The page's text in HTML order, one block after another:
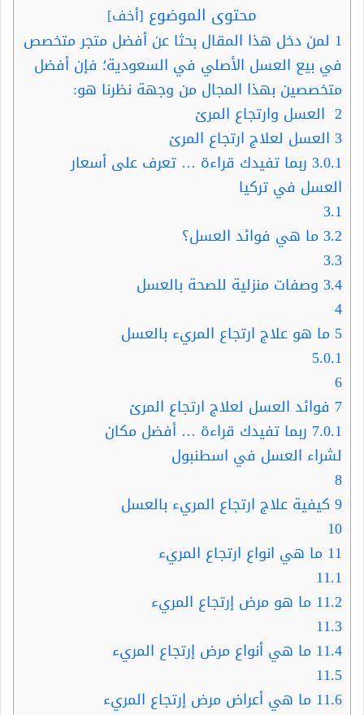
محتوى الموضوع [أخف]
1 لمن دخل هذا المقال بحثا عن أفضل متجر متخصص
في بيع العسل الأصلي في السعودية؛ فإن أفضل
متخصصين بهذا المجال من وجهة نظرنا هو:
2 العسل وارتجاع المرئ
3 العسل لعلاج ارتجاع المرئ
3.0.1 ربما تفيدك قراءة … تعرف على أسعار
العسل في تركيا
3.1
3.2ما هي فوائد العسل؟
3.3
3.4 وصفات منزلية للصحة بالعسل
4
5 ما هو علاج ارتجاع المريء بالعسل
5.0.1
6
7 فوائد العسل لعلاج ارتجاع المرئ
7.0.1 ربما تفيدك قراءة … أفضل مكان
لشراء العسل في اسطنبول
8
9 كيفية علاج ارتجاع المريء بالعسل
10
11 ما هي انواع ارتجاع المريء
11.1
11.2 ما هو مرض إرتجاع المريء
11.3
11.4 ما هي أنواع مرض إرتجاع المريء
11.5
11.6 ما هي أعراض مرض إرتجاع المريء